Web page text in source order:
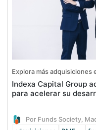
Explora más adquisiciones
Indexa Capital Group
para acelerar su
Por Funds Society,